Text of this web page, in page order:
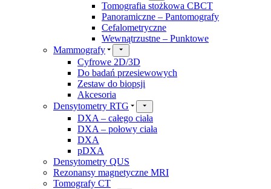
Tomografia stożkowa CBCT
Panoramiczne – Pantomografy
Cefalometryczne
Wewnątrzustne – Punktowe
Mammografy
Cyfrowe 2D/3D
Do badań przesiewowych
Zestaw do biopsji
Akcesoria
Densytometry RTG
DXA – całego ciała
DXA – połowy ciała
DXA
pDXA
Densytometry QUS
Rezonansy magnetyczne MRI
Tomografy CT